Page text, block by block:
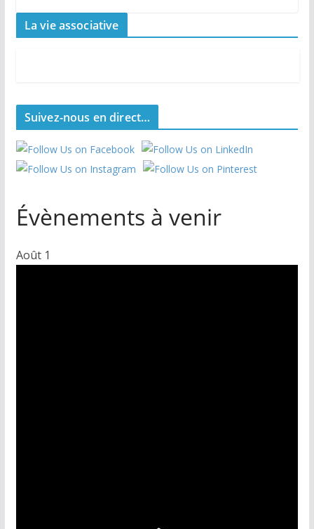
La vie associative
Suivez-nous en direct…
Évènements à venir
Août 1